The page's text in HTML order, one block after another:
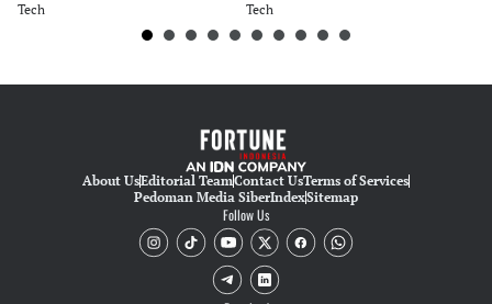
Tech Tech
About UsEditorial TeamContact UsTerms of Services
Pedoman Media SiberIndexSitemap
Follow Us